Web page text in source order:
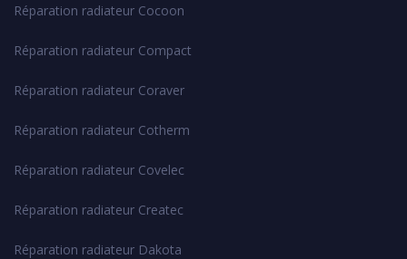
Réparation radiateur Cocoon
Réparation radiateur Compact
Réparation radiateur Coraver
Réparation radiateur Cotherm
Réparation radiateur Covelec
Réparation radiateur Createc
Réparation radiateur Dakota